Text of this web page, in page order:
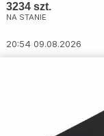
3234 szt.
NA STANIE
20:54 09.08.2026